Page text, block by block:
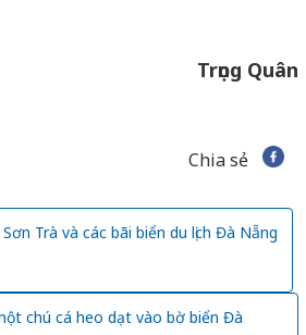
Trọng Quân
Chia sẻ
Trà và các bãi biển du lịch Đà Nẵng
chú cá heo dạt vào bờ biển Đà